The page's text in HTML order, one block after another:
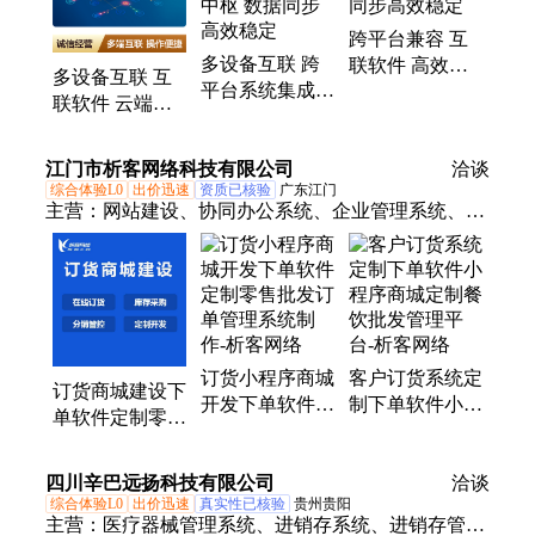
多设备互联 互
联软件 云端协
制便捷操作
多设备互联 跨
平台系统集成软
效稳定
跨平台兼容 互
联软件 高效数
江门市析客网络科技有限公司 洽谈
综合体验L0 出价迅速 资质已核验 广东江门
主营： 网站建设、协同办公系统、企业管理系统、下
单软件定制、商城开发、OA办公系统、ERP系统开
发、公众号开发、商城网站建设、报修系统开发
订货商城建设下
单软件定制零售
理系统开发-析
客网络
订货小程序商城
开发下单软件定
析客网络
客户订货系统定
制下单软件小程
四川辛巴远扬科技有限公司 洽谈
综合体验L0 出价迅速 真实性已核验 贵州贵阳
主营： 医疗器械管理系统、进销存系统、进销存管理